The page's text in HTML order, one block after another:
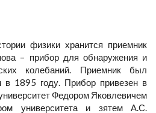
физики хранится приемник
– прибор для обнаружения и
колебаний. Приемник был
1895 году. Прибор привезен в
Федором Яковлевичем
университета и зятем А.С.